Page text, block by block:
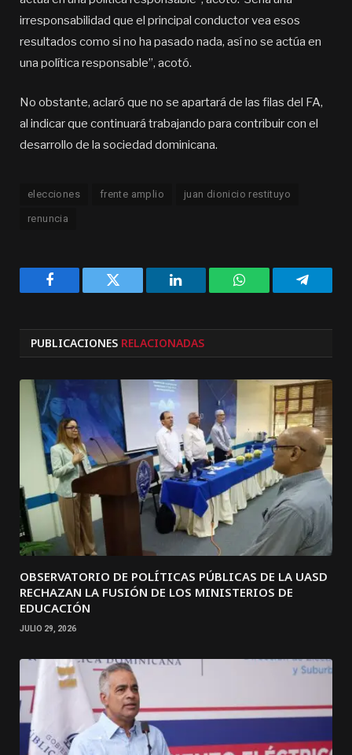
irresponsabilidad que el principal conductor vea esos
resultados como si no ha pasado nada, así no se actúa en
una política responsable”, acotó.
No obstante, aclaró que no se apartará de las filas del FA,
al indicar que continuará trabajando para contribuir con el
desarrollo de la sociedad dominicana.
elecciones frente amplio juan dionicio restituyo
renuncia
Facebook Twitter LinkedIn WhatsApp
PUBLICACIONES RELACIONADAS
OBSERVATORIO DE POLÍTICAS PÚBLICAS DE LA UASD
RECHAZAN LA FUSIÓN DE LOS MINISTERIOS DE
EDUCACIÓN
JULIO 29, 2026